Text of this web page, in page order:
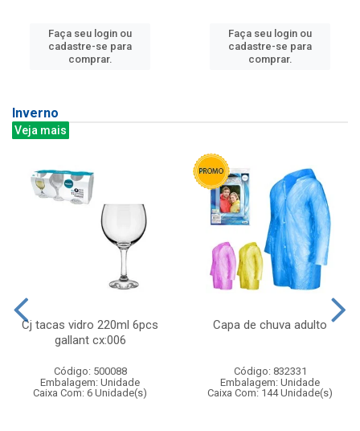
Faça seu login ou
cadastre-se para
comprar.
Faça seu login ou
cadastre-se para
comprar.
Inverno
Veja mais
Cj tacas vidro 220ml 6pcs
gallant cx:006
Código: 500088
Embalagem: Unidade
Caixa Com: 6 Unidade(s)
Capa de chuva adulto
Código: 832331
Embalagem: Unidade
Caixa Com: 144 Unidade(s)